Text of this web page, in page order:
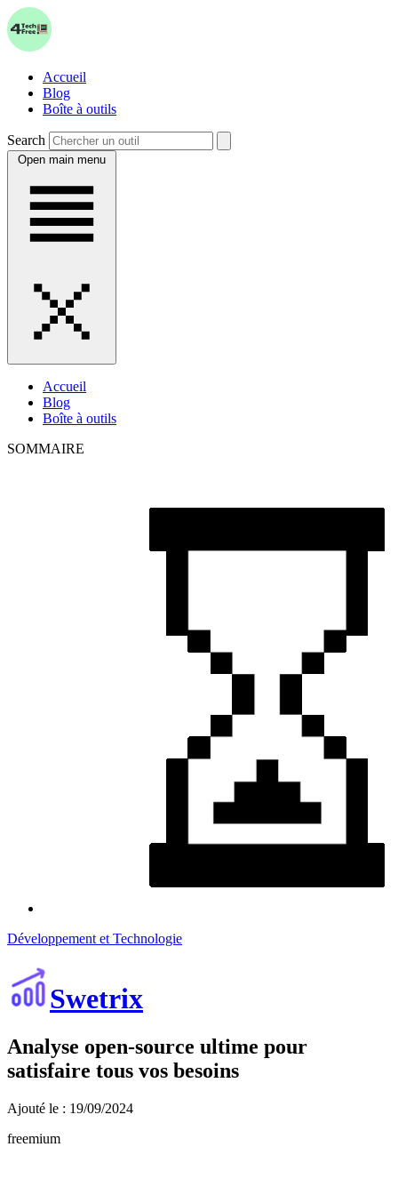
Accueil
Blog
Boîte à outils
Search
Open main menu
Accueil
Blog
Boîte à outils
SOMMAIRE
Développement et Technologie
Swetrix
Analyse open-source ultime pour
satisfaire tous vos besoins
Ajouté le : 19/09/2024
freemium